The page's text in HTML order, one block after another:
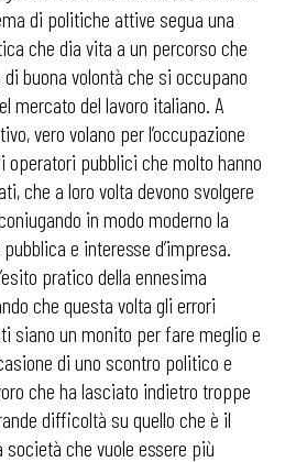
di politiche attive segua una
che dia vita a un percorso che
buona volontà che si occupano
mercato del lavoro italiano. A
vero volano per l’occupazione
operatori pubblici che molto hanno
che a loro volta devono svolgere
in modo moderno la
e interesse d’impresa.
pratico della ennesima
che questa volta gli errori
siano un monito per fare meglio e
di uno scontro politico e
che ha lasciato indietro troppe
difficoltà su quello che è il
che vuole essere più